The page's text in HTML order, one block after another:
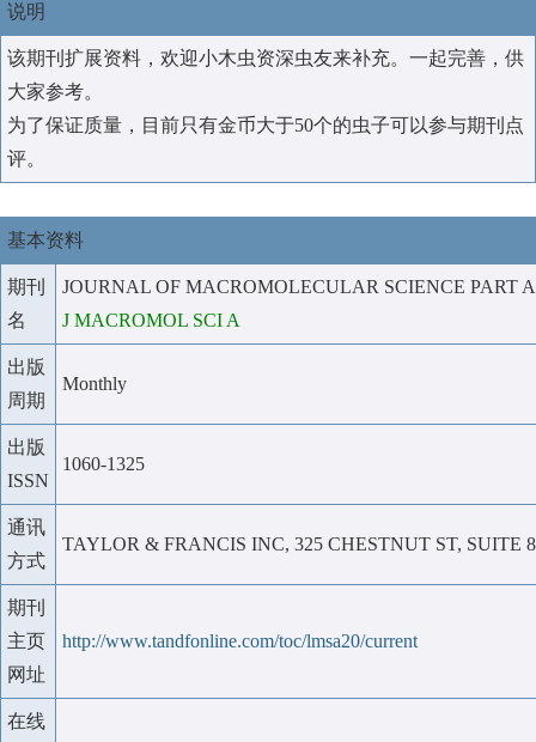
说明
该期刊扩展资料，欢迎小木虫资深虫友来补充。一起完善，供
大家参考。
为了保证质量，目前只有金币大于50个的虫子可以参与期刊点
评。
基本资料
期刊
名
JOURNAL OF MACROMOLECULAR SCIENCE PART
J MACROMOL SCI A
出版
周期
Monthly
出版
ISSN
1060-1325
通讯
方式
TAYLOR & FRANCIS INC, 325 CHESTNUT ST, SUITE
期刊
主页
网址
http://www.tandfonline.com/toc/lmsa20/current
在线